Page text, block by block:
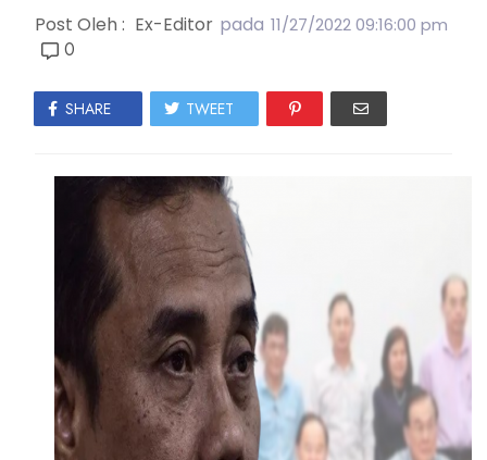
Post Oleh : Ex-Editor pada 11/27/2022 09:16:00 pm
0
SHARE TWEET